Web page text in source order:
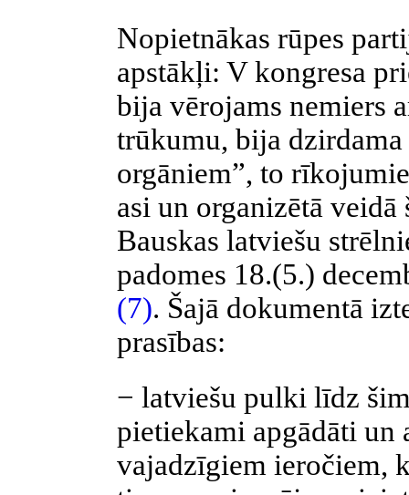
Nopietnākas rūpes
apstākļi: V kongresa
bija vērojams nemiers
trūkumu, bija
orgāniem”, to
asi un organizētā
Bauskas latviešu
padomes 18.(5.)
(7). Šajā dokumentā
prasības:
− latviešu pulki līdz
pietiekami apgādāti un
vajadzīgiem ieročiem,